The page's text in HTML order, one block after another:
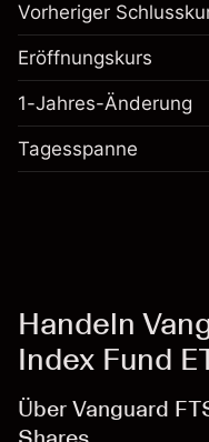
Vorheriger
Eröffnungskurs
1-Jahres-Änderung
Tagesspanne
Handeln
Index Fund
Über Vanguard